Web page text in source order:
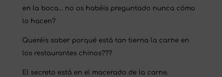
en la boca… no os habéis preguntado nunca cómo
lo hacen?
Queréis saber porqué está tan tierna la carne en
los restaurantes chinos???
El secreto está en el macerado de la carne.